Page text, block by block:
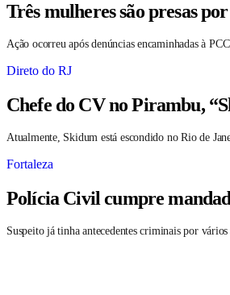
Três mulheres são presas
Ação ocorreu após denúncias encaminhadas à
Direto do RJ
Chefe do CV no Pirambu,
Atualmente, Skidum está escondido no Rio de
Fortaleza
Polícia Civil cumpre
Suspeito já tinha antecedentes criminais por